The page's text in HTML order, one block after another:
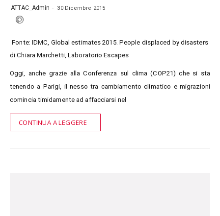
ATTAC_Admin 30 Dicembre 2015
Fonte: IDMC, Global estimates 2015. People displaced by disasters
di Chiara Marchetti, Laboratorio Escapes
Oggi, anche grazie alla Conferenza sul clima (COP21) che si sta
tenendo a Parigi, il nesso tra cambiamento climatico e migrazioni
comincia timidamente ad affacciarsi nel
CONTINUA A LEGGERE